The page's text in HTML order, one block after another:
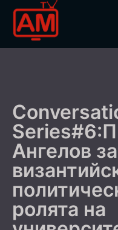
Ангелов за
ролята на